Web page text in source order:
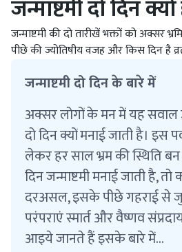
जन्माष्टमी दो दिन
जन्माष्टमी की दो तारीखें भक्तों को अक्सर
पीछे की ज्योतिषीय वजह और किस दिन है
जन्माष्टमी दो दिन के बारे में
अक्सर लोगों के मन में यह सवाल
दो दिन क्यों मनाई जाती है। इस
लेकर हर साल भ्रम की स्थिति
दिन जन्माष्टमी मनाई जाती है,
दरअसल, इसके पीछे गहराई से
परंपराएं स्मार्त और वैष्णव
आइये जानते हैं इसके बारे में...